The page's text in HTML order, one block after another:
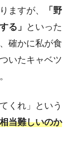
ますが、
「野
る」
といった
確かに私が食
いたキャベツ
くれ」という
当難しいのか